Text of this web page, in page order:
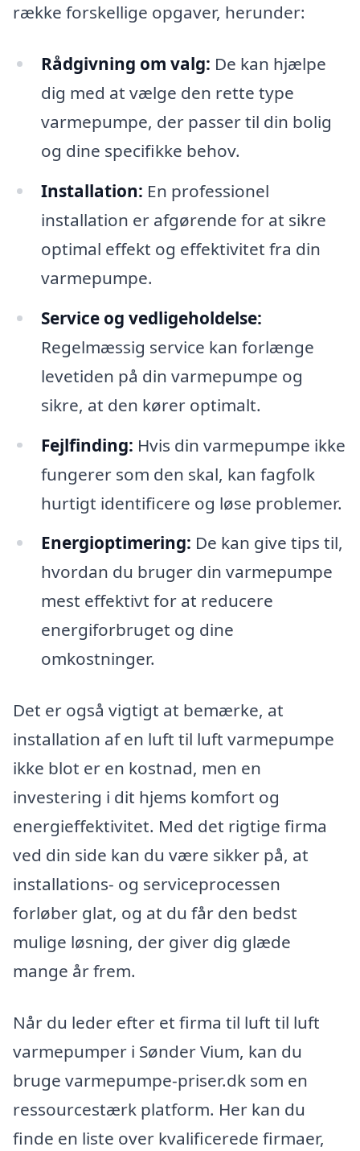
række forskellige opgaver, herunder:
Rådgivning om valg: De kan hjælpe
dig med at vælge den rette type
varmepumpe, der passer til din bolig
og dine specifikke behov.
Installation: En professionel
installation er afgørende for at sikre
optimal effekt og effektivitet fra din
varmepumpe.
Service og vedligeholdelse:
Regelmæssig service kan forlænge
levetiden på din varmepumpe og
sikre, at den kører optimalt.
Fejlfinding: Hvis din varmepumpe ikke
fungerer som den skal, kan fagfolk
hurtigt identificere og løse problemer.
Energioptimering: De kan give tips til,
hvordan du bruger din varmepumpe
mest effektivt for at reducere
energiforbruget og dine
omkostninger.
Det er også vigtigt at bemærke, at
installation af en luft til luft varmepumpe
ikke blot er en kostnad, men en
investering i dit hjems komfort og
energieffektivitet. Med det rigtige firma
ved din side kan du være sikker på, at
installations- og serviceprocessen
forløber glat, og at du får den bedst
mulige løsning, der giver dig glæde
mange år frem.
Når du leder efter et firma til luft til luft
varmepumper i Sønder Vium, kan du
bruge varmepumpe-priser.dk som en
ressourcestærk platform. Her kan du
finde en liste over kvalificerede firmaer,